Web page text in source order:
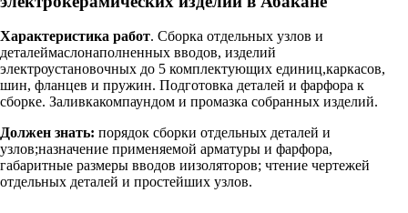
Характеристика работ. Сборка отдельных узлов и
деталеймаслонаполненных вводов, изделий
электроустановочных до 5 комплектующих единиц,каркасов,
шин, фланцев и пружин. Подготовка деталей и фарфора к
сборке. Заливкакомпаундом и промазка собранных изделий.
Должен знать: порядок сборки отдельных деталей и
узлов;назначение применяемой арматуры и фарфора,
габаритные размеры вводов иизоляторов; чтение чертежей
отдельных деталей и простейших узлов.